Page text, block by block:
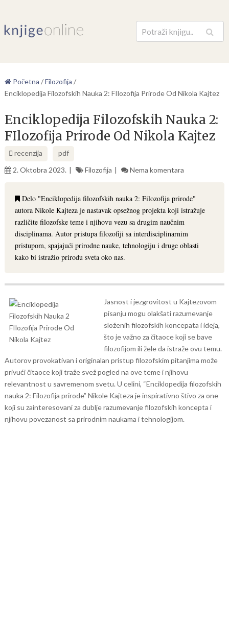
Pretraga
Početna /Filozofija /
Enciklopedija Filozofskih Nauka 2: FIlozofija Prirode Od Nikola Kajtez
Enciklopedija Filozofskih Nauka 2:
FIlozofija Prirode Od Nikola Kajtez
recenzija
pdf
2. Oktobra 2023.
Filozofija Nema komentara
Delo "Enciklopedija filozofskih nauka 2: Filozofija prirode"
autora Nikole Kajteza je nastavak opsežnog projekta koji istražuje
različite filozofske teme i njihovu vezu sa drugim naučnim
disciplinama. Autor pristupa filozofiji sa interdisciplinarnim
pristupom, spajajući prirodne nauke, tehnologiju i druge oblasti
kako bi istražio prirodu sveta oko nas.
Jasnost i jezgrovitost u Kajtezovom
pisanju mogu olakšati razumevanje
složenih filozofskih koncepata i ideja,
što je važno za čitaoce koji se bave
filozofijom ili žele da istraže ovu temu.
Autorov provokativan i originalan pristup filozofskim pitanjima može
privući čitaoce koji traže svež pogled na ove teme i njihovu
relevantnost u savremenom svetu. U celini, “Enciklopedija filozofskih
nauka 2: Filozofija prirode” Nikole Kajteza je inspirativno štivo za one
koji su zainteresovani za dublje razumevanje filozofskih koncepta i
njihovu povezanost sa prirodnim naukama i tehnologijom.